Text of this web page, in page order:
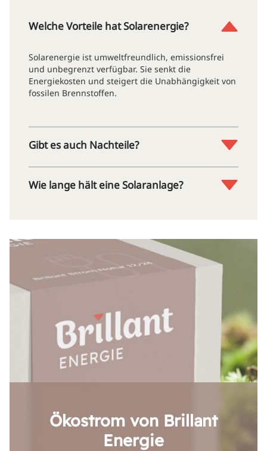
Welche Vorteile hat Solarenergie?
Solarenergie ist umweltfreundlich, emissionsfrei
und unbegrenzt verfügbar. Sie senkt die
Energiekosten und steigert die Unabhängigkeit von
fossilen Brennstoffen.
Gibt es auch Nachteile?
Wie lange hält eine Solaranlage?
Ökostrom von Brillant
Energie